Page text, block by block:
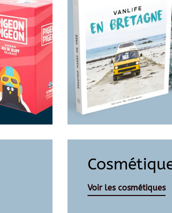
Voir les cosmétiques